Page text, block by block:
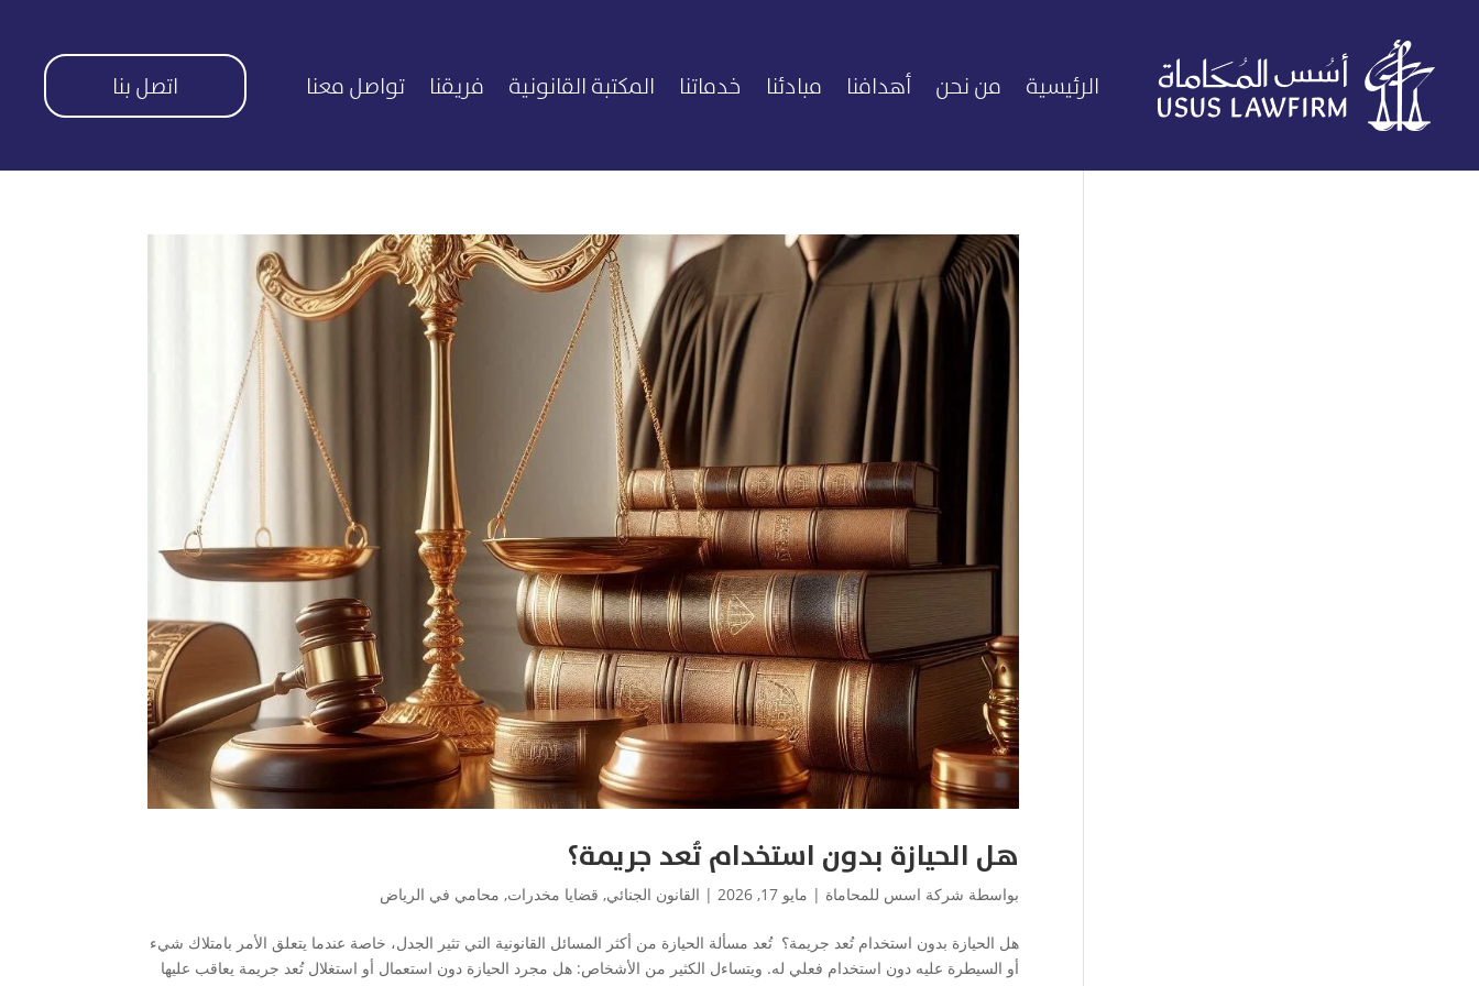
الرئيسية من نحن أهدافنا مبادئنا خدماتنا المكتبة القانونية فريقنا تواصل معنا اتصل بنا
هل الحيازة بدون استخدام تُعد جريمة؟
بواسطة شركة اسس للمحاماة | مايو 17, 2026 | القانون الجنائي, قضايا مخدرات, محامي في الرياض
هل الحيازة بدون استخدام تُعد جريمة؟ تُعد مسألة الحيازة من أكثر المسائل القانونية التي تثير الجدل، خاصة عندما يتعلق الأمر بامتلاك شيء
أو السيطرة عليه دون استخدام فعلي له. ويتساءل الكثير من الأشخاص: هل مجرد الحيازة دون استعمال أو استغلال تُعد جريمة يعاقب عليها